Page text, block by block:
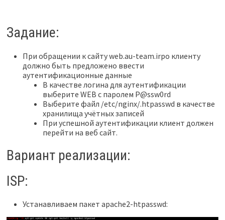
Задание:
При обращении к сайту web.au-team.irpo клиенту
должно быть предложено ввести
аутентификационные данные
В качестве логина для аутентификации
выберите WEB с паролем P@ssw0rd
Выберите файл /etc/nginx/.htpasswd в качестве
хранилища учётных записей
При успешной аутентификации клиент должен
перейти на веб сайт.
Вариант реализации:
ISP:
Устанавливаем пакет apache2-htpasswd: